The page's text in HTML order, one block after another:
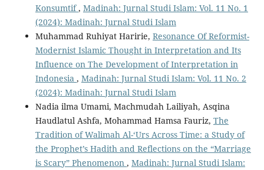
Konsumtif, Madinah: Jurnal Studi Islam: Vol. 11 No. 1
(2024): Madinah: Jurnal Studi Islam
Muhammad Ruhiyat Haririe, Resonance Of Reformist-
Modernist Islamic Thought in Interpretation and Its
Influence on The Development of Interpretation in
Indonesia , Madinah: Jurnal Studi Islam: Vol. 11 No. 2
(2024): Madinah: Jurnal Studi Islam
Nadia ilma Umami, Machmudah Lailiyah, Asqina
Haudlatul Ashfa, Mohammad Hamsa Fauriz, The
Tradition of Walimah Al-‘Urs Across Time: a Study of
the Prophet’s Hadith and Reflections on the “Marriage
is Scary” Phenomenon , Madinah: Jurnal Studi Islam: